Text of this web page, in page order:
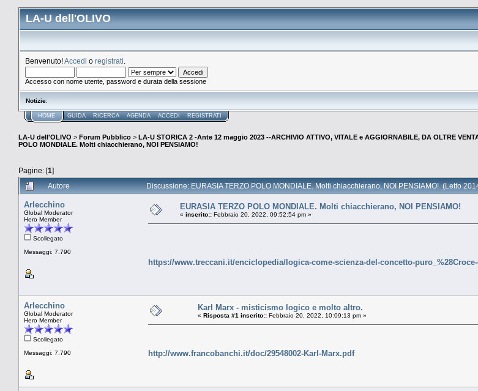
LA-U dell'OLIVO
Benvenuto!Accedi o registrati
Accesso con nome utente, password e durata della sessione
Notizie:
HOME GUIDA RICERCA AGENDA ACCEDI REGISTRATI
LA-U dell'OLIVO > Forum Pubblico > LA-U STORICA 2 -Ante 12 maggio 2023 --ARCHIVIO ATTIVO, VITALE e AGGIORNABILE, DA OLTRE
POLO MONDIALE. Molti chiacchierano, NOI PENSIAMO!
Pagine: [1]
Autore Discussione: EURASIA TERZO POLO MONDIALE. Molti chiacchierano, NOI PENSIAMO! (Letto
Arlecchino
Global Moderator
Hero Member
Scollegato
Messaggi: 7.790
EURASIA TERZO POLO MONDIALE. Molti chiacchierano, NOI PENSIAMO!
« inserito:: Febbraio 20, 2022, 09:52:54 pm »
https://www.treccani.it/enciclopedia/logica-come-scienza-del-concetto-
Arlecchino
Global Moderator
Hero Member
Scollegato
Messaggi: 7.790
Karl Marx - misticismo logico e molto altro.
« Risposta #1 inserito:: Febbraio 20, 2022, 10:09:13 pm »
http://www.francobanchi.it/doc/29548002-Karl-Marx.pdf